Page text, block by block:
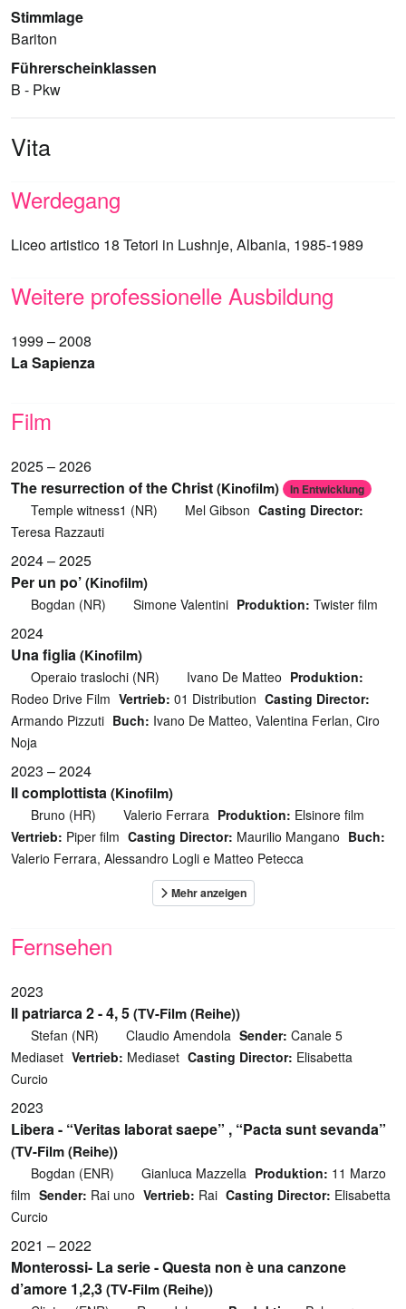
Stimmlage
Bariton
Führerscheinklassen
B - Pkw
Vita
Werdegang
Liceo artistico 18 Tetori in Lushnje, Albania, 1985-1989
Weitere professionelle Ausbildung
1999 – 2008
La Sapienza
Film
2025 – 2026
The resurrection of the Christ(Kinofilm) In Entwicklung
Temple witness1 (NR) Mel Gibson Casting Director:
Teresa Razzauti
2024 – 2025
Per un po’(Kinofilm)
Bogdan (NR) Simone Valentini Produktion: Twister film
2024
Una figlia(Kinofilm)
Operaio traslochi (NR) Ivano De Matteo Produktion:
Rodeo Drive Film Vertrieb: 01 Distribution Casting Director:
Armando Pizzuti Buch: Ivano De Matteo, Valentina Ferlan, Ciro
Noja
2023 – 2024
Il complottista(Kinofilm)
Bruno (HR) Valerio Ferrara Produktion: Elsinore film
Vertrieb: Piper film Casting Director: Maurilio Mangano Buch:
Valerio Ferrara, Alessandro Logli e Matteo Petecca
Fernsehen
2023
Il patriarca 2 - 4, 5(TV-Film (Reihe))
Stefan (NR) Claudio Amendola Sender: Canale 5
Mediaset Vertrieb: Mediaset Casting Director: Elisabetta
Curcio
2023
Libera - “Veritas laborat saepe” , “Pacta sunt sevanda”
(TV-Film (Reihe))
Bogdan (ENR) Gianluca Mazzella Produktion: 11 Marzo
film Sender: Rai uno Vertrieb: Rai Casting Director: Elisabetta
Curcio
2021 – 2022
Monterossi- La serie - Questa non è una canzone
d’amore 1,2,3(TV-Film (Reihe))